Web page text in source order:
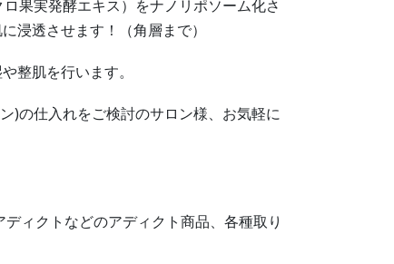
果実発酵エキス）をナノリポソーム化さ
浸透させます！（角層まで）
整肌を行います。
の仕入れをご検討のサロン様、お気軽に
ィクトなどのアディクト商品、各種取り